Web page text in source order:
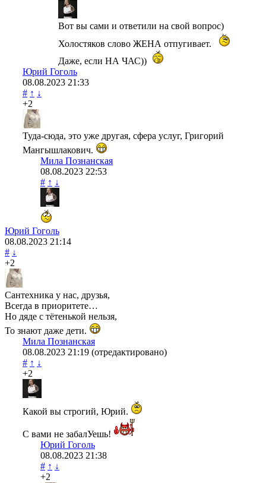
Вот вы сами и ответили на свой вопрос)
Холостяков слово ЖЕНА отпугивает.
Даже, если НА ЧАС))
Юрий Гоголь
08.08.2023 21:33
# ↑ ↓
+2
Туда-сюда, это уже другая, сфера услуг, Григорий
Мангышлакович.
Мила Познанская
08.08.2023 22:53
# ↑ ↓
Юрий Гоголь
08.08.2023 21:14
# ↓
+2
Сантехника у нас, друзья,
Всегда в приоритете…
Но дяде с тётенькой нельзя,
То знают даже дети.
Мила Познанская
08.08.2023 21:19 (отредактировано)
# ↑ ↓
+2
Какой вы строгий, Юрий.
С вами не забалУешь!
Юрий Гоголь
08.08.2023 21:38
# ↑ ↓
+2